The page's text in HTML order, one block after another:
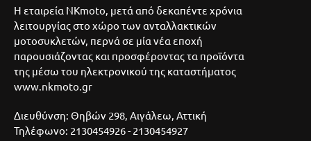
Η εταιρεία NKmoto, μετά από δεκαπέντε χρόνια
λειτουργίας στο χώρο των ανταλλακτικών
μοτοσυκλετών, περνά σε μία νέα εποχή
παρουσιάζοντας και προσφέροντας τα προϊόντα
της μέσω του ηλεκτρονικού της καταστήματος
www.nkmoto.gr
Διευθύνση: Θηβών 298, Αιγάλεω, Αττική
Τηλέφωνο: 2130454926 - 2130454927